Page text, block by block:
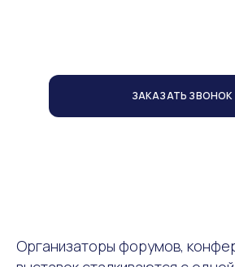
ЗАКАЗАТЬ ЗВОНОК
Организаторы форумов,